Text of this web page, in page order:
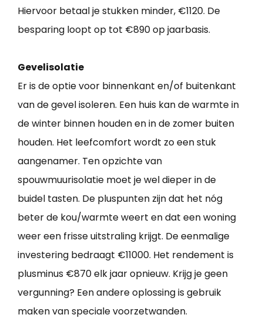
Hiervoor betaal je stukken minder, €1120. De
besparing loopt op tot €890 op jaarbasis.
Gevelisolatie
Er is de optie voor binnenkant en/of buitenkant
van de gevel isoleren. Een huis kan de warmte in
de winter binnen houden en in de zomer buiten
houden. Het leefcomfort wordt zo een stuk
aangenamer. Ten opzichte van
spouwmuurisolatie moet je wel dieper in de
buidel tasten. De pluspunten zijn dat het nóg
beter de kou/warmte weert en dat een woning
weer een frisse uitstraling krijgt. De eenmalige
investering bedraagt €11000. Het rendement is
plusminus €870 elk jaar opnieuw. Krijg je geen
vergunning? Een andere oplossing is gebruik
maken van speciale voorzetwanden.